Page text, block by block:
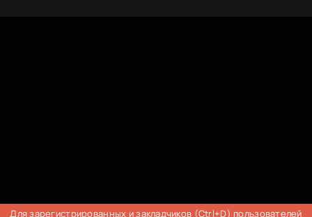
Для зарегистрированных и закладчиков (Ctrl+D) пользователей